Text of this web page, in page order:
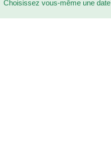
Choisissez vous-même une date